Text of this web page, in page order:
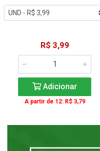
R$ 3,99
Adicionar
A partir de 12: R$ 3,79